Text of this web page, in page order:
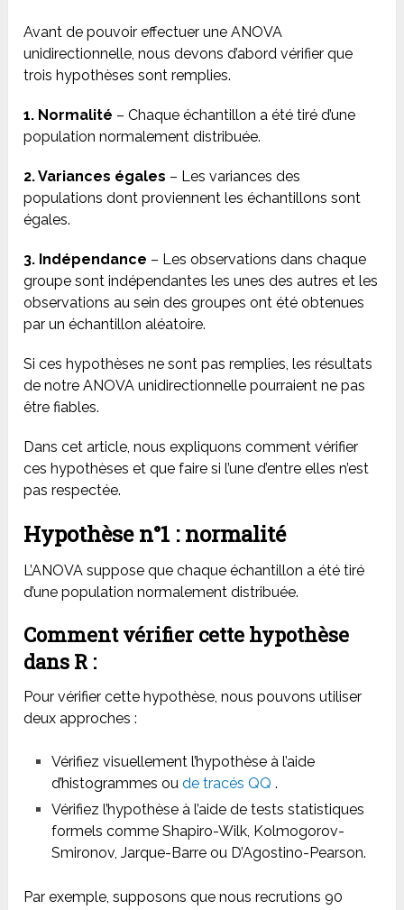
Avant de pouvoir effectuer une ANOVA
unidirectionnelle, nous devons d’abord vérifier que
trois hypothèses sont remplies.
1. Normalité – Chaque échantillon a été tiré d’une
population normalement distribuée.
2. Variances égales – Les variances des
populations dont proviennent les échantillons sont
égales.
3. Indépendance – Les observations dans chaque
groupe sont indépendantes les unes des autres et les
observations au sein des groupes ont été obtenues
par un échantillon aléatoire.
Si ces hypothèses ne sont pas remplies, les résultats
de notre ANOVA unidirectionnelle pourraient ne pas
être fiables.
Dans cet article, nous expliquons comment vérifier
ces hypothèses et que faire si l’une d’entre elles n’est
pas respectée.
Hypothèse n°1 : normalité
L’ANOVA suppose que chaque échantillon a été tiré
d’une population normalement distribuée.
Comment vérifier cette hypothèse
dans R :
Pour vérifier cette hypothèse, nous pouvons utiliser
deux approches :
Vérifiez visuellement l’hypothèse à l’aide
d’histogrammes ou de tracés QQ .
Vérifiez l’hypothèse à l’aide de tests statistiques
formels comme Shapiro-Wilk, Kolmogorov-
Smironov, Jarque-Barre ou D’Agostino-Pearson.
Par exemple, supposons que nous recrutions 90